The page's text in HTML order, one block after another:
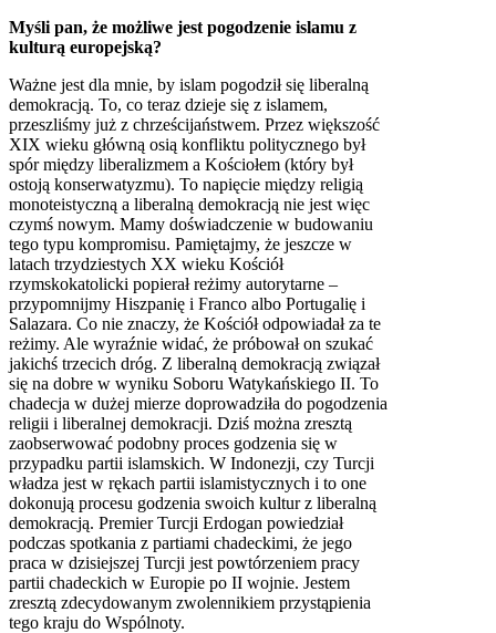
Myśli pan, że możliwe jest pogodzenie islamu z
kulturą europejską?
Ważne jest dla mnie, by islam pogodził się liberalną
demokracją. To, co teraz dzieje się z islamem,
przeszliśmy już z chrześcijaństwem. Przez większość
XIX wieku główną osią konfliktu politycznego był
spór między liberalizmem a Kościołem (który był
ostoją konserwatyzmu). To napięcie między religią
monoteistyczną a liberalną demokracją nie jest więc
czymś nowym. Mamy doświadczenie w budowaniu
tego typu kompromisu. Pamiętajmy, że jeszcze w
latach trzydziestych XX wieku Kościół
rzymskokatolicki popierał reżimy autorytarne –
przypomnijmy Hiszpanię i Franco albo Portugalię i
Salazara. Co nie znaczy, że Kościół odpowiadał za te
reżimy. Ale wyraźnie widać, że próbował on szukać
jakichś trzecich dróg. Z liberalną demokracją związał
się na dobre w wyniku Soboru Watykańskiego II. To
chadecja w dużej mierze doprowadziła do pogodzenia
religii i liberalnej demokracji. Dziś można zresztą
zaobserwować podobny proces godzenia się w
przypadku partii islamskich. W Indonezji, czy Turcji
władza jest w rękach partii islamistycznych i to one
dokonują procesu godzenia swoich kultur z liberalną
demokracją. Premier Turcji Erdogan powiedział
podczas spotkania z partiami chadeckimi, że jego
praca w dzisiejszej Turcji jest powtórzeniem pracy
partii chadeckich w Europie po II wojnie. Jestem
zresztą zdecydowanym zwolennikiem przystąpienia
tego kraju do Wspólnoty.